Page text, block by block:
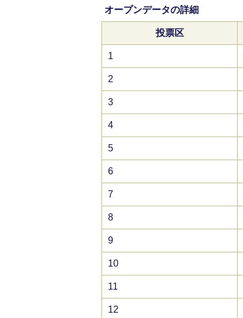
オープンデータの詳細
投票区
1
2
3
4
5
6
7
8
9
10
11
12